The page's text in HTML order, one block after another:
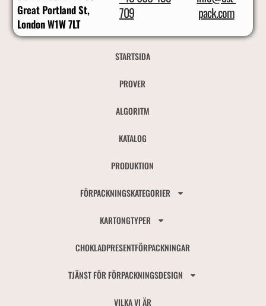
Great Portland St,
London W1W 7LT
709
pack.com
STARTSIDA
PROVER
ALGORITM
KATALOG
PRODUKTION
FÖRPACKNINGSKATEGORIER
KARTONGTYPER
CHOKLADPRESENTFÖRPACKNINGAR
TJÄNST FÖR FÖRPACKNINGSDESIGN
VILKA VI ÄR